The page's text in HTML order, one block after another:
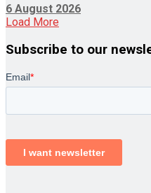
6 August 2026
Load More
Subscribe to our